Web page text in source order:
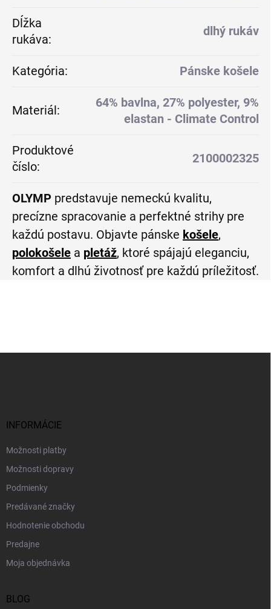
Dĺžka
rukáva:
dlhý rukáv
Kategória: Pánske košele
Materiál:
64% bavlna, 27% polyester, 9%
elastan - Climate Control
Produktové
číslo:
2100002325
OLYMP predstavuje nemeckú kvalitu,
precízne spracovanie a perfektné strihy pre
každú postavu. Objavte pánske košele,
polokošele a pletáž, ktoré spájajú eleganciu,
komfort a dlhú životnosť pre každú príležitosť.
INFORMÁCIE
Možnosti platby
Možnosti dopravy
Podmienky
Predávané značky
Hodnotenie obchodu
Predajne
Moja objednávka
BLOG